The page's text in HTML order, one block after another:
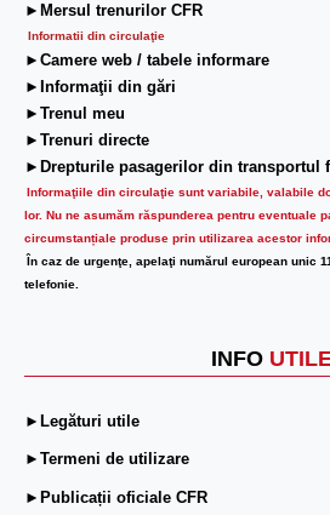
►Mersul trenurilor CFR
Informatii din circulaţie
►Camere web / tabele informare
►Informaţii din gări
►Trenul meu
►Trenuri directe
►Drepturile pasagerilor din transportul
Informaţiile din circulaţie sunt variabile, valabile
lor. Nu ne asumăm răspunderea pentru eventuale
circumstanțiale produse prin utilizarea acestor
În caz de urgenţe, apelaţi numărul european unic
telefonie.
INFO
►Legături utile
►Termeni de utilizare
►Publicații oficiale CFR